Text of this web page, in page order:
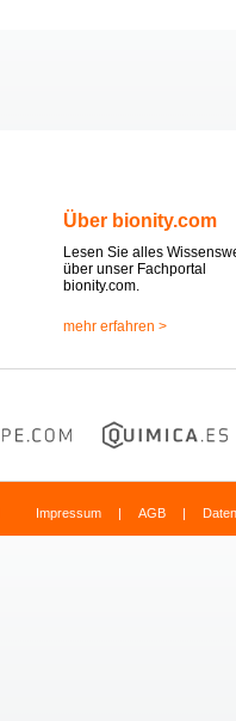
Über bionity.com
Lesen Sie alles
über unser Fachportal
bionity.com.
mehr erfahren >
Impressum | AGB |